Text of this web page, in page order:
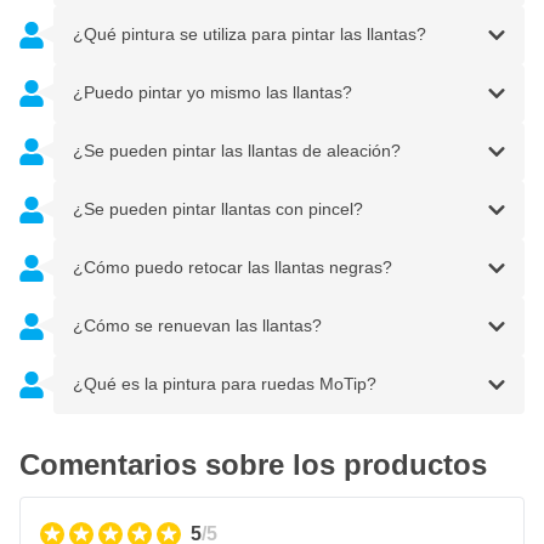
¿Qué pintura se utiliza para pintar las llantas?
¿Puedo pintar yo mismo las llantas?
¿Se pueden pintar las llantas de aleación?
¿Se pueden pintar llantas con pincel?
¿Cómo puedo retocar las llantas negras?
¿Cómo se renuevan las llantas?
¿Qué es la pintura para ruedas MoTip?
Comentarios sobre los productos
5/5